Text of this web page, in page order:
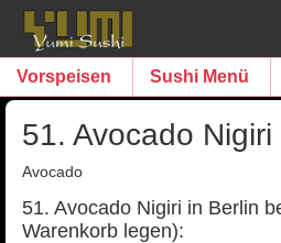
Vorspeisen Sushi Menü
51. Avocado Nigiri
Avocado
51. Avocado Nigiri in Berlin
Warenkorb legen):